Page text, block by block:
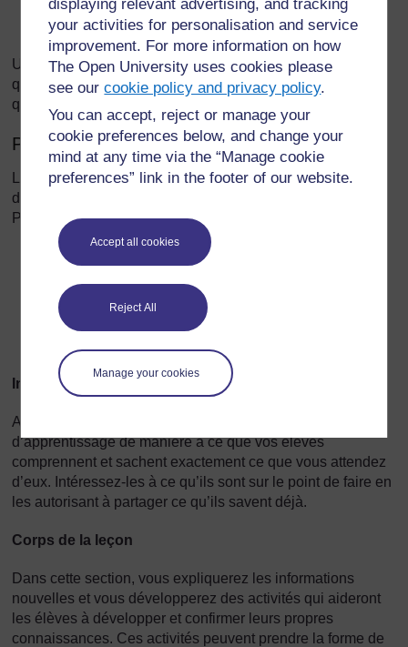
displaying relevant advertising, and tracking
your activities for personalisation and service
improvement. For more information on how
The Open University uses cookies please
see ourcookie policy and privacy policy.
You can accept, reject or manage your
cookie preferences below, and change your
mind at any time via the “Manage cookie
preferences” link in the footer of our website.
Accept all cookies
Reject All
Manage your cookies
Comment vais-je mesurer leur compréhension à
propos des méandres ?
Une leçon réussie montrera que vous pouvez évaluer ce
que vos élèves ont réalisé et que vous et eux savez ce
qu’ils devront faire ensuite.
Préparer les leçons
La préparation des leçons se concentre sur ce que vous
devez faire pour obtenir les résultats d’apprentissage.
Pensez à préparer vos leçons en trois parties. Les voici :
Introduction
Corps de la leçon
Contrôle de l’assimilation (souvent appelé « session
plénière ») durant lequel vous et vos élèves feront le
point sur ce qui a été appris.
Introduction
Au début d’une leçon, expliquez vos objectifs
d’apprentissage de manière à ce que vos élèves
comprennent et sachent exactement ce que vous attendez
d’eux. Intéressez-les à ce qu’ils sont sur le point de faire en
les autorisant à partager ce qu’ils savent déjà.
Corps de la leçon
Dans cette section, vous expliquerez les informations
nouvelles et vous développerez des activités qui aideront
les élèves à développer et confirmer leurs propres
connaissances. Ces activités peuvent prendre la forme de